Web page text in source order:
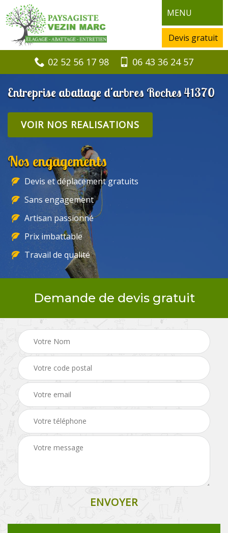
MENU
Devis gratuit
02 52 56 17 98 06 43 36 24 57
Entreprise abattage d'arbres Roches 41370
VOIR NOS REALISATIONS
Nos engagements
Devis et déplacement gratuits
Sans engagement
Artisan passionné
Prix imbattable
Travail de qualité
Demande de devis gratuit